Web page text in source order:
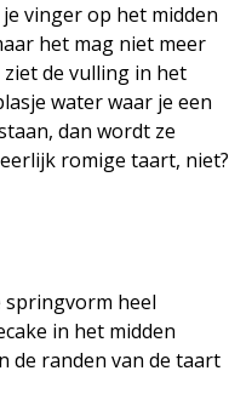
vinger op het midden
het mag niet meer
ziet de vulling in het
water waar je een
dan wordt ze
romige taart, niet?
springvorm heel
in het midden
de randen van de taart